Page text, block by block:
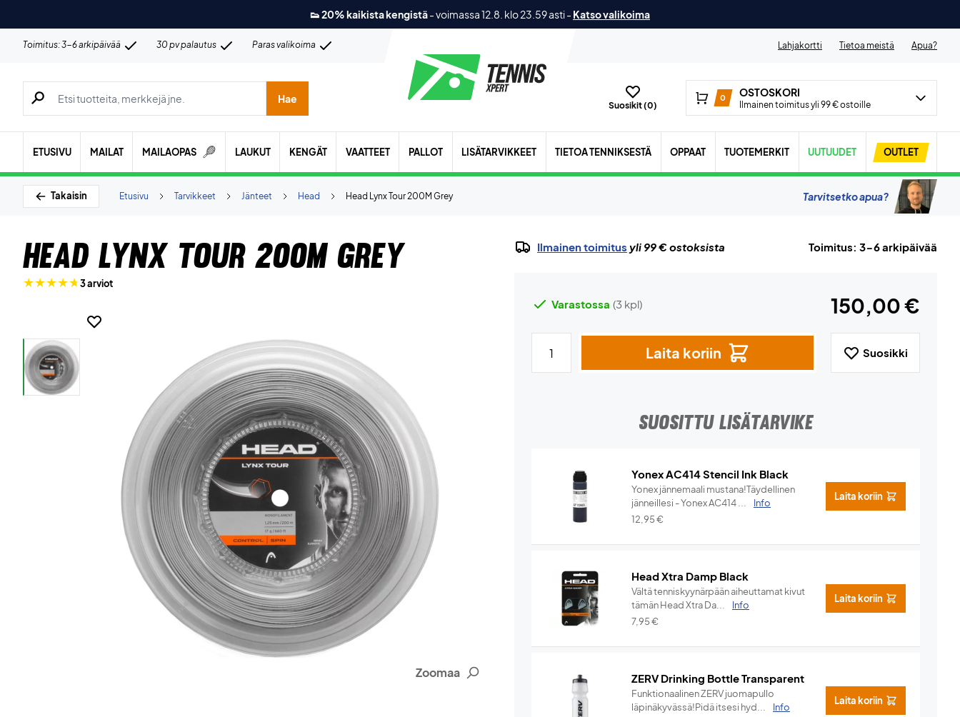
👟 20% kaikista kengistä-voimassa 12.8. klo 23.59 asti- Katso valikoima
Toimitus: 3-6 arkipäivää 30 pv palautus Paras valikoima Lahjakortti Tietoa meistä Apua?
Hae tuotteita, merkkejä jne.
Hae
Suosikit (0)
0 OSTOSKORI
Ilmainen toimitus yli 99 € ostoille
ETUSIVU MAILAT MAILAOPAS LAUKUT KENGÄT VAATTEET PALLOT LISÄTARVIKKEET TIETOA TENNIKSESTÄ OPPAAT TUOTEMERKIT UUTUUDET OUTLET
Takaisin Head Lynx Tour 200M Grey
Head
Jänteet
Tarvikkeet
Etusivu Tarvitsetko apua?
Head Lynx Tour 200M Grey
3 arviot
Zoomaa
Ilmainen toimitus yli 99 € ostoksista Toimitus: 3-6 arkipäivää
Varastossa (3 kpl) 150,00 €
Laita koriin Suosikki
SUOSITTU LISÄTARVIKE
Yonex AC414 Stencil Ink Black
Yonex jännemaali mustana!Täydellinen
jänneillesi - Yonex AC414 ...
Info
12,95€
Laita koriin
Head Xtra Damp Black
Vältä tenniskyynärpään aiheuttamat kivut
tämän Head Xtra Da...
Info
7,95€
Laita koriin
ZERV Drinking Bottle Transparent
Funktionaalinen ZERV juomapullo
läpinäkyvässä!Pidä itsesi hyd...
Info
Laita koriin